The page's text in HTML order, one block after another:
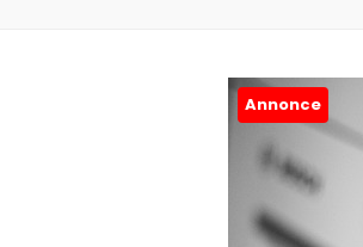
Annonce